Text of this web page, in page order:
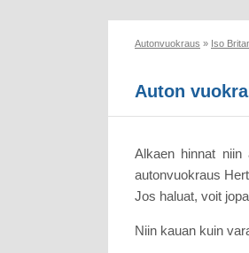
Autonvuokraus » Iso
Auton
Alkaen hinnat niin
autonvuokraus
Jos haluat, voit
Niin kauan kuin